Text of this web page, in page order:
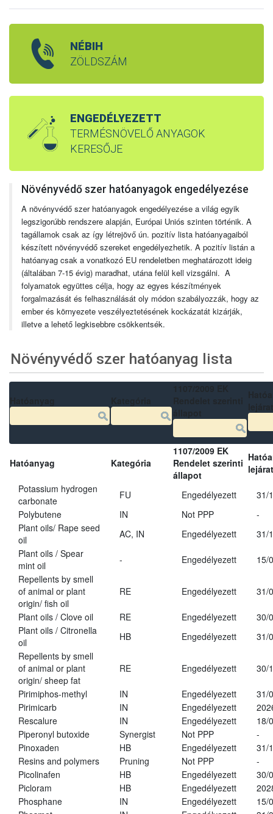
NÉBIH
ZÖLDSZÁM
ENGEDÉLYEZETT
TERMÉSNÖVELŐ ANYAGOK
KERESŐJE
Növényvédő szer hatóanyagok engedélyezése
A növényvédő szer hatóanyagok engedélyezése a világ egyik
legszigorúbb rendszere alapján, Európai Uniós szinten történik. A
tagállamok csak az így létrejövő ún. pozitív lista hatóanyagaiból
készített növényvédő szereket engedélyezhetik. A pozitív listán a
hatóanyag csak a vonatkozó EU rendeletben meghatározott ideig
(általában 7-15 évig) maradhat, utána felül kell vizsgálni. A
folyamatok együttes célja, hogy az egyes készítmények
forgalmazását és felhasználását oly módon szabályozzák, hogy az
ember és környezete veszélyeztetésének kockázatát kizárják,
illetve a lehető legkisebbre csökkentsék.
Növényvédő szer hatóanyag lista
Hatóanyag Kategória
1107/2009 EK
Rendelet szerinti
állapot
Potassium hydrogen
carbonate
FU Engedélyezett
31/
Polybutene
IN Not PPP
-
Plant oils/ Rape seed
oil
AC, IN Engedélyezett
31/
Plant oils / Spear
mint oil
- Engedélyezett
15/
Repellents by smell
of animal or plant
origin/ fish oil
RE Engedélyezett 31/
Plant oils / Clove oil RE Engedélyezett
30/
Plant oils / Citronella
oil
HB Engedélyezett
31/
Repellents by smell
of animal or plant
origin/ sheep fat
RE Engedélyezett 30/
Pirimiphos-methyl IN Engedélyezett
31/
Pirimicarb
IN Engedélyezett
Rescalure
IN Engedélyezett
18/
Piperonyl butoxide
Synergist Not PPP
-
Pinoxaden
HB Engedélyezett
31/
Resins and polymers
Pruning Not PPP
-
Picolinafen
HB Engedélyezett
30/
Picloram
HB Engedélyezett
Phosphane
IN Engedélyezett
15/